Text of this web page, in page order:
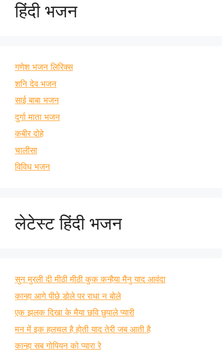
हिंदी भजन
गणेश भजन लिरिक्स
शनि देव भजन
साई बाबा भजन
दुर्गा माता भजन
कबीर दोहे
चालीसा
विविध भजन
लेटेस्ट हिंदी भजन
सुन मुरली दी मीठी मीठी कुक कन्हैया मैनु याद आवंदा
कान्हा आगे पीछे डोले पर राधा न बोले
एक झलक दिखा के मैया छवि छुपाले प्यारी
मन में इक हलचल है होती याद तेरी जब आती है
कान्हा सब गोपियन को प्यारा रे